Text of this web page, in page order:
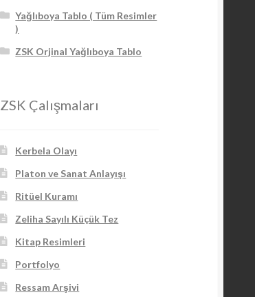
Yağlıboya Tablo ( Tüm Resimler
)
ZSK Orjinal Yağlıboya Tablo
ZSK Çalışmaları
Kerbela Olayı
Platon ve Sanat Anlayışı
Ritüel Kuramı
Zeliha Sayılı Küçük Tez
Kitap Resimleri
Portfolyo
Ressam Arşivi